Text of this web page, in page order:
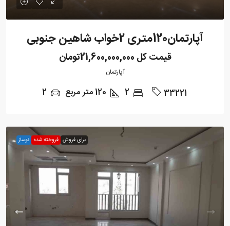
آپارتمان120متری 2خواب شاهین جنوبی
قیمت کل
آپارتمان
33221
2
120متر مربع 2
برای فروش فروخته شده نوساز